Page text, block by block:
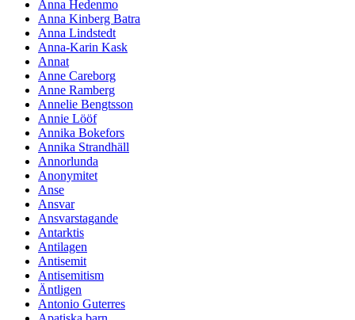
Anna Hedenmo
Anna Kinberg Batra
Anna Lindstedt
Anna-Karin Kask
Annat
Anne Careborg
Anne Ramberg
Annelie Bengtsson
Annie Lööf
Annika Bokefors
Annika Strandhäll
Annorlunda
Anonymitet
Anse
Ansvar
Ansvarstagande
Antarktis
Antilagen
Antisemit
Antisemitism
Äntligen
Antonio Guterres